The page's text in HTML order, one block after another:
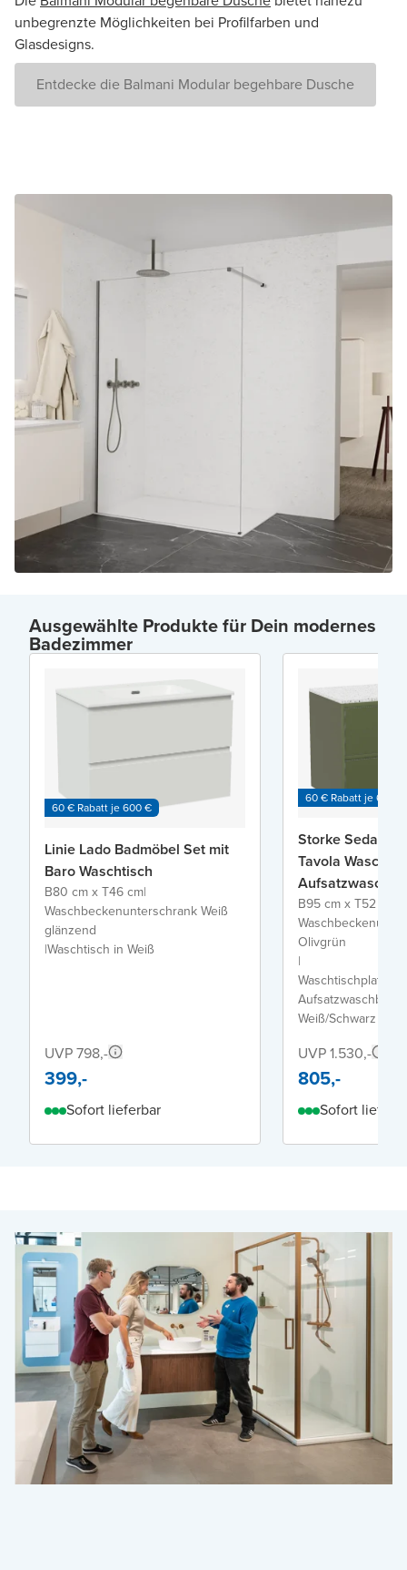
unbegrenzte Möglichkeiten bei Profilfarben und
Glasdesigns.
Entdecke die Balmani Modular begehbare Dusche
Ausgewählte Produkte für Dein modernes
Badezimmer
60 € Rabatt je 600 €
Linie Lado Badmöbel Set mit
Baro Waschtisch
B80 cm x T46 cm|
Waschbeckenunterschrank Weiß
glänzend
|Waschtisch in Weiß
UVP 798,-
399,-
Sofort lieferbar
60 € Rabatt je 600 €
Storke Seda
Tavola
B95 cm x T52 cm
Olivgrün
|
Waschtischplatte
Weiß/Schwarz matt
UVP 1.530,-
805,-
Sofort